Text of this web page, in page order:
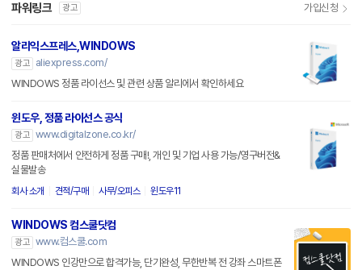
파워링크 광고 가입신청
알리익스프레스,WINDOWS
광고
aliexpress.com/
WINDOWS 정품 라이선스 및 관련 상품 알리에서 확인하세요
윈도우, 정품 라이선스 공식
광고 www.digitalzone.co.kr/
정품 판매처에서 안전하게 정품 구매!, 개인 및 기업 사용 가능/영구버전&
실물발송
회사 소개 견적/구매 사무/오피스 윈도우11
WINDOWS 컴스쿨닷컴
광고 www.컴스쿨.com
WINDOWS 인강만으로 합격가능, 단기완성, 무한반복 전 강좌 스마트폰